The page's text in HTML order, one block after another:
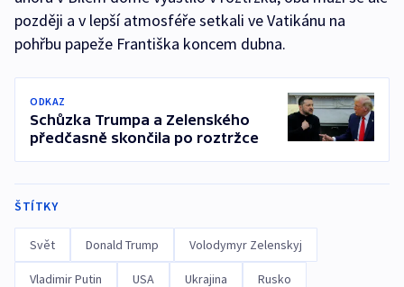
později a v lepší atmosféře setkali ve Vatikánu na
pohřbu papeže Františka koncem dubna.
ODKAZ
Schůzka Trumpa a Zelenského
předčasně skončila po roztržce
ŠTÍTKY
Svět Donald Trump Volodymyr Zelenskyj
Vladimir Putin USA Ukrajina Rusko